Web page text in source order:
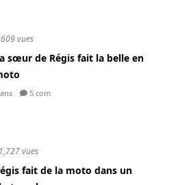
vues
sœur de Régis fait la belle en
5 com
vues
fait de la moto dans un